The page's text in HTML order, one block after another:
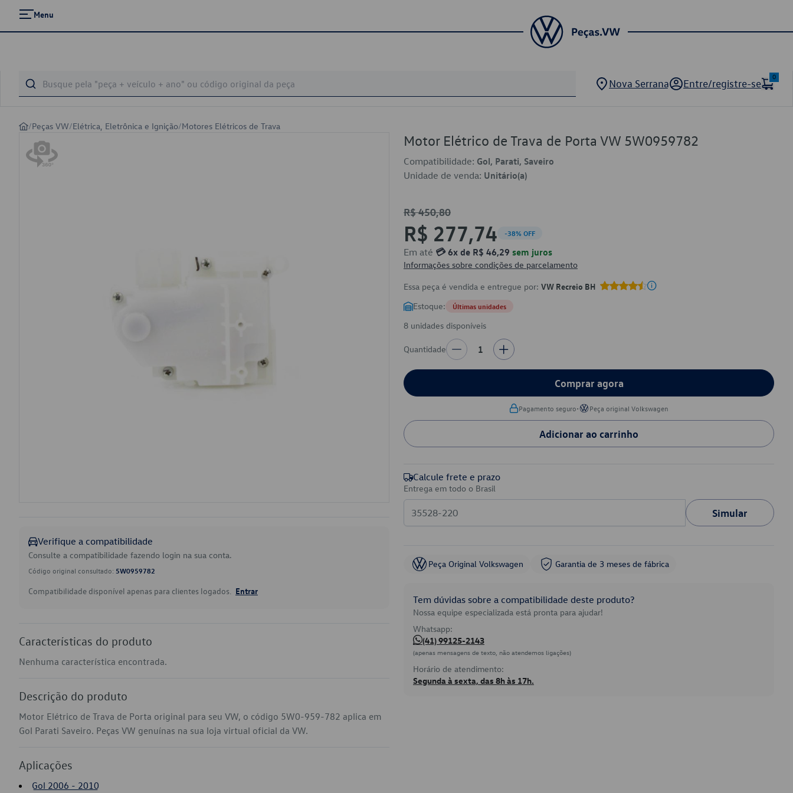
Menu
Nova Serrana Entre/registre-se
0
/Peças VW/Elétrica, Eletrônica e Ignição/Motores Elétricos de Trava
Verifique a compatibilidade
Consulte a compatibilidade fazendo login na sua conta.
Código original consultado: 5W0959782
Compatibilidade disponível apenas para clientes logados. Entrar
Características do produto
Nenhuma característica encontrada.
Descrição do produto
Motor Elétrico de Trava de Porta original para seu VW, o código 5W0-959-782 aplica em
Gol Parati Saveiro. Peças VW genuínas na sua loja virtual oficial da VW.
Aplicações
Gol 2006 - 2010
Motor Elétrico de Trava de Porta VW 5W0959782
Compatibilidade: Gol, Parati, Saveiro
Unidade de venda: Unitário(a)
R$ 450,80
R$ 277,74 -38% OFF
Em até 💳 6x de R$ 46,29 sem juros
Informações sobre condições de parcelamento
Essa peça é vendida e entregue por: VW Recreio BH
Estoque: Últimas unidades
8 unidades disponíveis
Quantidade 1
Comprar agora
Pagamento seguro• Peça original Volkswagen
Adicionar ao carrinho
Calcule frete e prazo
Entrega em todo o Brasil
Simular
Peça Original Volkswagen Garantia de 3 meses de fábrica
Tem dúvidas sobre a compatibilidade deste produto?
Nossa equipe especializada está pronta para ajudar!
Whatsapp:
(41) 99125-2143
(apenas mensagens de texto, não atendemos ligações)
Horário de atendimento:
Segunda à sexta, das 8h às 17h.